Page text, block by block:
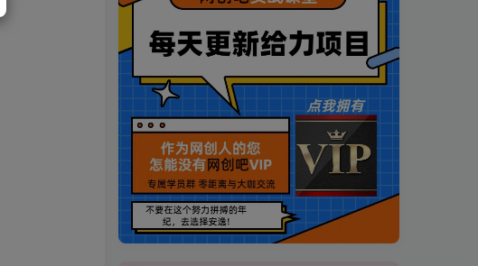
买VIP会员或加盟商-全年最低价-立即抢额
网创吧-限时优惠 别错过!